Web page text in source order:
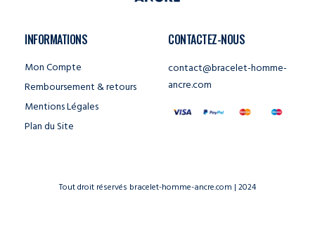
INFORMATIONS
Mon Compte
Remboursement & retours
Mentions Légales
Plan du Site
CONTACTEZ-NOUS
contact@bracelet-homme-
ancre.com
Tout droit réservés bracelet-homme-ancre.com | 2024